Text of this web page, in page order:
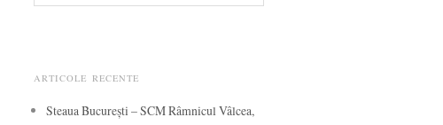
ARTICOLE RECENTE
Steaua București – SCM Râmnicul Vâlcea,